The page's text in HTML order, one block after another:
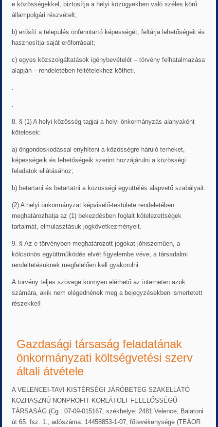
e közösségekkel, biztosítja a helyi közügyekben való széles körű
állampolgári részvételt;
b) erősíti a település önfenntartó képességét, feltárja lehetőségeit és
hasznosítja saját erőforrásait;
c) egyes közszolgáltatások igénybevételét – törvény felhatalmazása
alapján – rendeletében feltételekhez kötheti.
.
.
8. § (1) A helyi közösség tagjai a helyi önkormányzás alanyaként
kötelesek:
a) öngondoskodással enyhíteni a közösségre háruló terheket,
képességeik és lehetőségeik szerint hozzájárulni a közösségi
feladatok ellátásához;
b) betartani és betartatni a közösségi együttélés alapvető szabályait.
(2) A helyi önkormányzat képviselő-testülete rendeletében
meghatározhatja az (1) bekezdésben foglalt kötelezettségek
tartalmát, elmulasztásuk jogkövetkezményeit.
9. § Az e törvényben meghatározott jogokat jóhiszeműen, a
kölcsönös együttműködés elvét figyelembe véve, a társadalmi
rendeltetésüknek megfelelően kell gyakorolni.
A törvény teljes szövege könnyen elérhető az interneten azok
számára, akik nem elégednének meg a bejegyzésekben ismertetett
részekkel!
Gazdasági társaság feladatának
önkormányzati költségvetési szerv
általi átvétele
A VELENCEI-TAVI KISTÉRSÉGI JÁRÓBETEG SZAKELLÁTÓ
KÖZHASZNÚ NONPROFIT KORLÁTOLT FELELŐSSÉGŰ
TÁRSASÁG (Cg.: 07-09-015167, székhelye: 2481 Velence, Balatoni
út 65. fsz. 1., adószáma: 14458853-1-07, főtevékenysége (TEÁOR